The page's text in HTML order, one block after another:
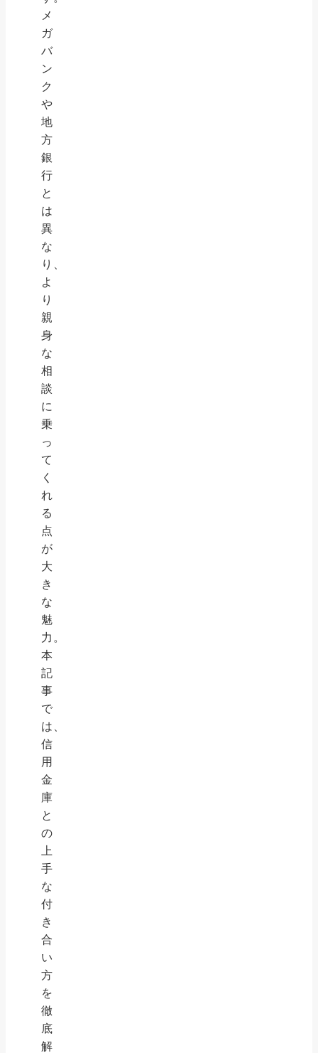
メ
ガ
バ
ン
ク
や
地
方
銀
行
と
は
異
な
り、
よ
り
親
身
な
相
談
に
乗
っ
て
く
れ
る
点
が
大
き
な
魅
力。
本
記
事
で
は、
信
用
金
庫
と
の
上
手
な
付
き
合
い
方
を
徹
底
解